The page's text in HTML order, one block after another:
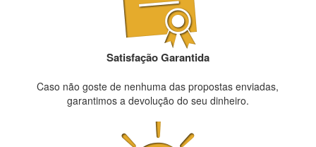
Satisfação Garantida
Caso não goste de nenhuma das propostas enviadas,
garantimos a devolução do seu dinheiro.